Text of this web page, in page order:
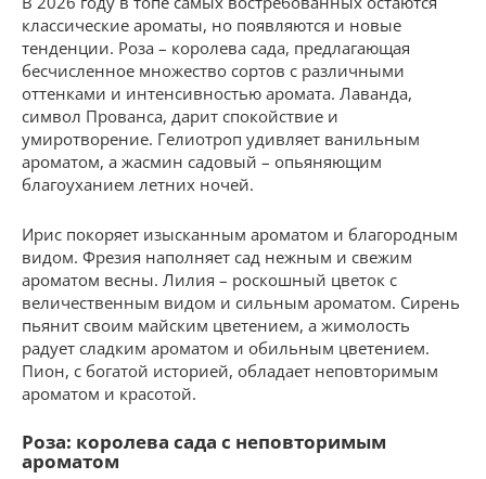
классические ароматы, но появляются и новые
тенденции. Роза – королева сада, предлагающая
бесчисленное множество сортов с различными
оттенками и интенсивностью аромата. Лаванда,
символ Прованса, дарит спокойствие и
умиротворение. Гелиотроп удивляет ванильным
ароматом, а жасмин садовый – опьяняющим
благоуханием летних ночей.
Ирис покоряет изысканным ароматом и благородным
видом. Фрезия наполняет сад нежным и свежим
ароматом весны. Лилия – роскошный цветок с
величественным видом и сильным ароматом. Сирень
пьянит своим майским цветением, а жимолость
радует сладким ароматом и обильным цветением.
Пион, с богатой историей, обладает неповторимым
ароматом и красотой.
Роза: королева сада с неповторимым
ароматом